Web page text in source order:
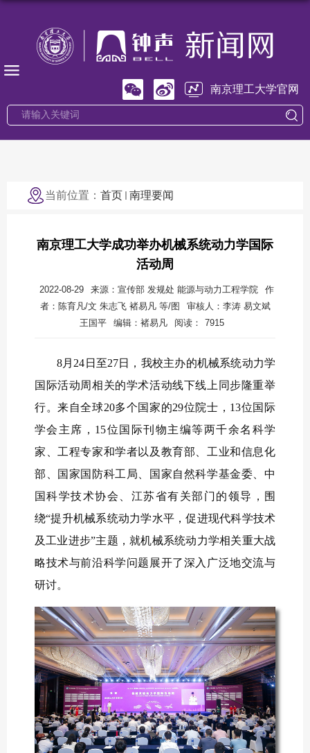
南京理工大学官网
当前位置： 首页 南理要闻
南京理工大学成功举办机械系统动力学国际
活动周
2022-08-29 来源：宣传部 发规处 能源与动力工程学院
作
者：陈育凡/文 朱志飞 褚易凡 等/图
审核人：李涛 易文斌
王国平
编辑：褚易凡 阅读： 7915
8月24日至27日，我校主办的机械系统动力学
国际活动周相关的学术活动线下线上同步隆重举
行。来自全球20多个国家的29位院士，13位国际
学会主席，15位国际刊物主编等两千余名科学
家、工程专家和学者以及教育部、工业和信息化
部、国家国防科工局、国家自然科学基金委、中
国科学技术协会、江苏省有关部门的领导，围
绕“提升机械系统动力学水平，促进现代科学技术
及工业进步”主题，就机械系统动力学相关重大战
略技术与前沿科学问题展开了深入广泛地交流与
研讨。